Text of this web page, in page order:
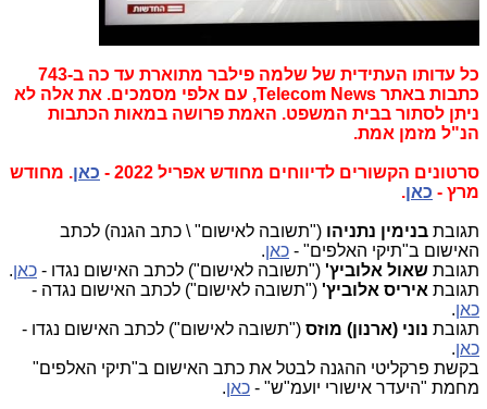
כל עדותו העתידית של שלמה פילבר מתוארת עד כה ב-743
כתבות באתר Telecom News, עם אלפי מסמכים. את אלה לא
ניתן לסתור בבית המשפט. האמת פרושה במאות הכתבות
הנ"ל מזמן אמת.
סרטונים הקשורים לדיווחים מחודש אפריל 2022 - כאן. מחודש
מרץ - כאן.
תגובת בנימין נתניהו ("תשובה לאישום" \ כתב הגנה) לכתב
האישום ב"תיקי האלפים" - כאן.
תגובת שאול אלוביץ' ("תשובה לאישום") לכתב האישום נגדו - כאן.
תגובת איריס אלוביץ' ("תשובה לאישום") לכתב האישום נגדה -
כאן.
תגובת נוני (ארנון) מוזס ("תשובה לאישום") לכתב האישום נגדו -
כאן.
בקשת פרקליטי ההגנה לבטל את כתב האישום ב"תיקי האלפים"
מחמת "היעדר אישורי יועמ"ש" - כאן.